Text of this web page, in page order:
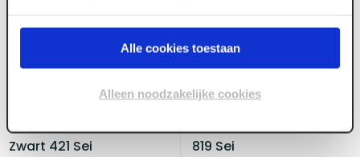
Alle cookies toestaan
Alleen noodzakelijke cookies
Abet Print MEG 2-z
Zwart 421 Sei
ART000570
Abet Print MEG 2-z Wit
819 Sei